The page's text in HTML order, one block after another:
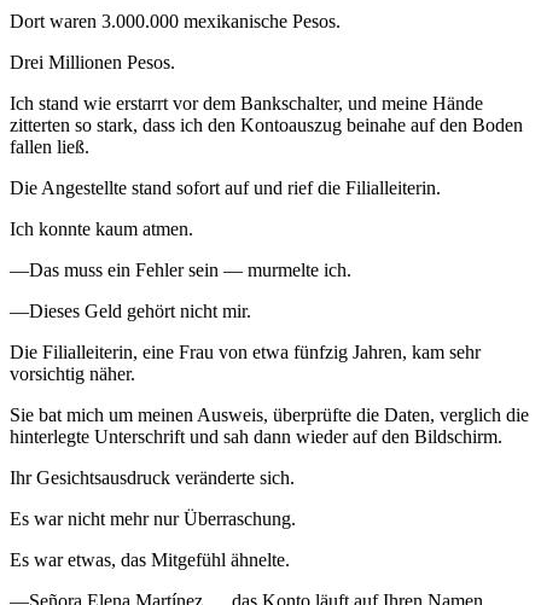
Dort waren 3.000.000 mexikanische Pesos.
Drei Millionen Pesos.
Ich stand wie erstarrt vor dem Bankschalter, und meine Hände
zitterten so stark, dass ich den Kontoauszug beinahe auf den Boden
fallen ließ.
Die Angestellte stand sofort auf und rief die Filialleiterin.
Ich konnte kaum atmen.
—Das muss ein Fehler sein — murmelte ich.
—Dieses Geld gehört nicht mir.
Die Filialleiterin, eine Frau von etwa fünfzig Jahren, kam sehr
vorsichtig näher.
Sie bat mich um meinen Ausweis, überprüfte die Daten, verglich die
hinterlegte Unterschrift und sah dann wieder auf den Bildschirm.
Ihr Gesichtsausdruck veränderte sich.
Es war nicht mehr nur Überraschung.
Es war etwas, das Mitgefühl ähnelte.
—Señora Elena Martínez … das Konto läuft auf Ihren Namen.